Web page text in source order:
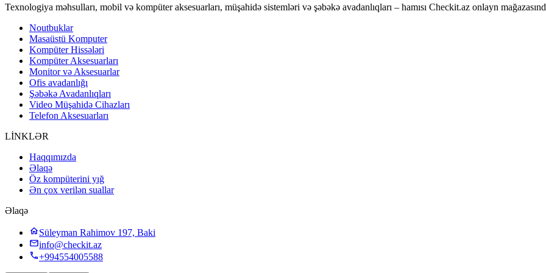
Texnologiya məhsulları, mobil və kompüter aksesuarları, müşahidə sistemləri və şəbəkə avadanlıqları – hamısı Checkit.az onlayn
Noutbuklar
Masaüstü Komputer
Kompüter Hissələri
Kompüter Aksesuarları
Monitor və Aksesuarlar
Ofis avadanlığı
Şəbəkə Avadanlıqları
Video Müşahidə Cihazları
Telefon Aksesuarları
LİNKLƏR
Haqqımızda
Əlaqə
Öz kompüterini yığ
Ən çox verilən suallar
Əlaqə
Süleyman Rahimov 197, Baki
info@checkit.az
+994554005588